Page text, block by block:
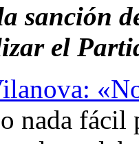
sanción
el
nada fácil